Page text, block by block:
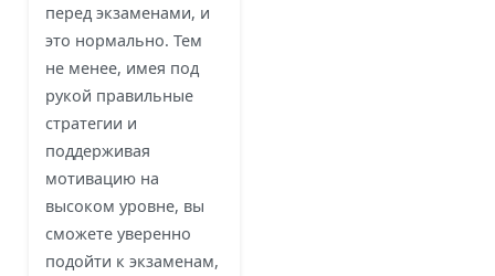
перед экзаменами, и
это нормально. Тем
не менее, имея под
рукой правильные
стратегии и
поддерживая
мотивацию на
высоком уровне, вы
сможете уверенно
подойти к экзаменам,